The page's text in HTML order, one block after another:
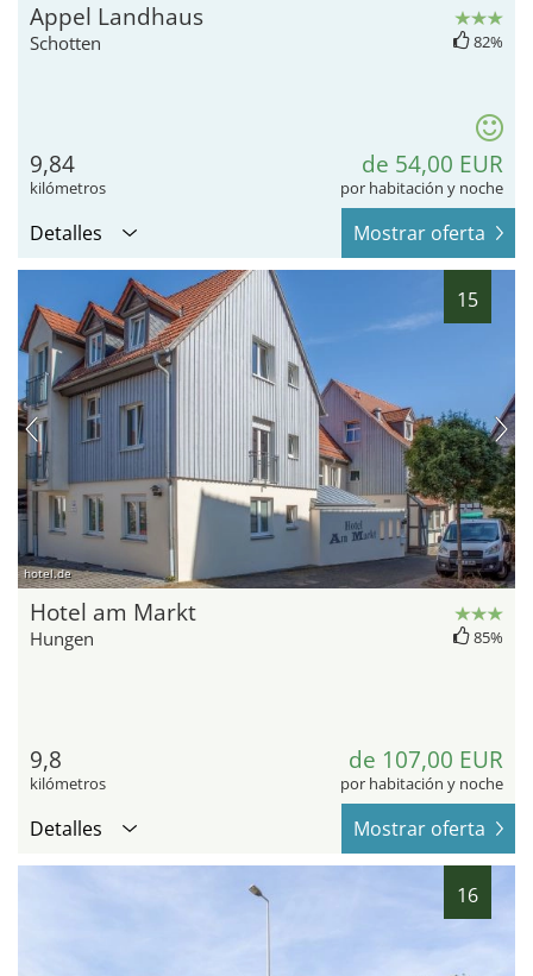
Appel Landhaus
Schotten 82%
9,84
kilómetros
de 54,00 EUR
por habitación y noche
Detalles Mostrar oferta
15
hotel.de
Hotel am Markt
Hungen 85%
9,8
kilómetros
de 107,00 EUR
por habitación y noche
Detalles Mostrar oferta
16